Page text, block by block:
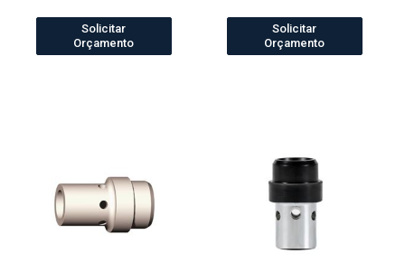
Solicitar
Orçamento
Solicitar
Orçamento